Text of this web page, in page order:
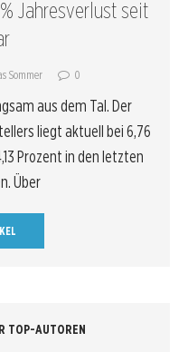
Jahresverlust seit
Sommer 0
aus dem Tal. Der
liegt aktuell bei 6,76
Prozent in den letzten
Über
TOP-AUTOREN